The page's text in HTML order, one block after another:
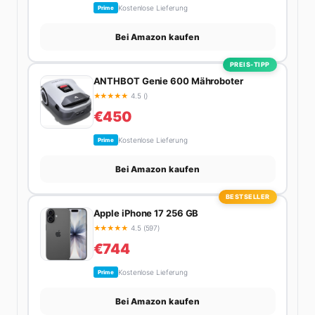
Prime Kostenlose Lieferung
Bei Amazon kaufen
PREIS-TIPP
ANTHBOT Genie 600 Mähroboter
★★★★★ 4.5 ()
€450
Prime Kostenlose Lieferung
Bei Amazon kaufen
BESTSELLER
Apple iPhone 17 256 GB
★★★★★ 4.5 (597)
€744
Prime Kostenlose Lieferung
Bei Amazon kaufen